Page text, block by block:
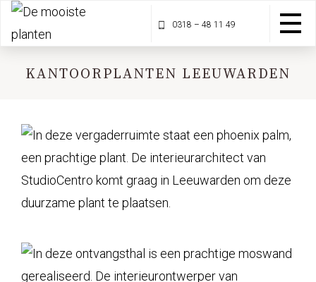
0318 – 48 11 49
KANTOORPLANTEN LEEUWARDEN